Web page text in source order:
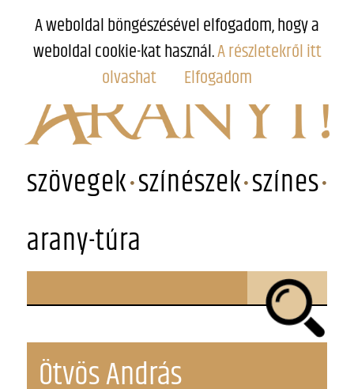
szövegek színészek színes
arany-túra
Ötvös András
A weboldal böngészésével elfogadom, hogy a
weboldal cookie-kat használ.A részletekről itt
olvashat
Elfogadom